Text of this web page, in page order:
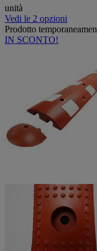
unità
Vedi le 2 opzioni
Prodotto
IN SCONTO!